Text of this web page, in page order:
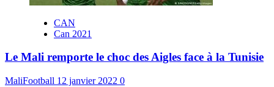
CAN
Can 2021
Le Mali remporte le choc des Aigles face à la Tunisie
MaliFootball 12 janvier 2022 0